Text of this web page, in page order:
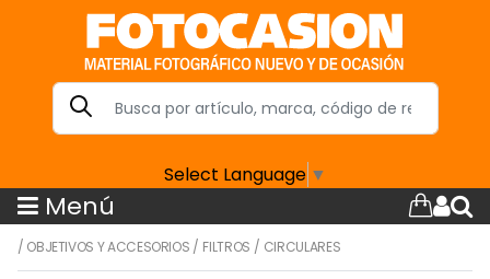
Select Language ▼
Menú
/ OBJETIVOS Y ACCESORIOS / FILTROS / CIRCULARES